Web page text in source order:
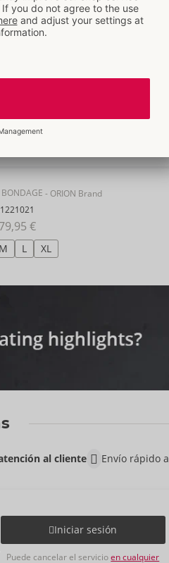
- ORION Brand
79,95 €
M L XL
al cliente Envío rápido a
Iniciar sesión
Puede cancelar el servicioen cualquier